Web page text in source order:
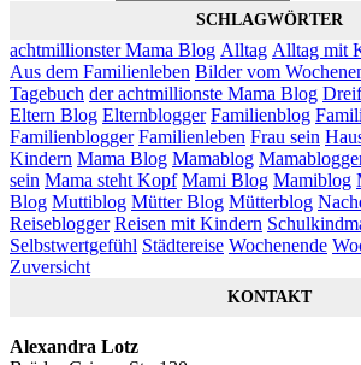
SCHLAGWÖRTER
achtmillionster Mama Blog Alltag Alltag mit
Aus dem Familienleben Bilder vom
Tagebuch der achtmillionste Mama Blog
Eltern Blog Elternblogger Familienblog
Familienblogger Familienleben Frau sein
Kindern Mama Blog Mamablog
sein Mama steht Kopf Mami Blog Mamiblog
Blog Muttiblog Mütter Blog Mütterblog
Reiseblogger Reisen mit Kindern
Selbstwertgefühl Städtereise Wochenende
Zuversicht
KONTAKT
Alexandra Lotz